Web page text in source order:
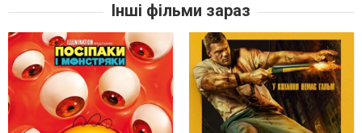
Інші фільми зараз